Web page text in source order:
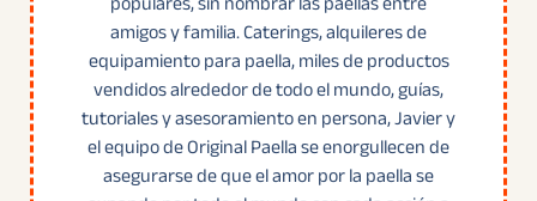
amigos y familia. Caterings, alquileres de
equipamiento para paella, miles de productos
vendidos alrededor de todo el mundo, guías,
tutoriales y asesoramiento en persona, Javier y
el equipo de Original Paella se enorgullecen de
asegurarse de que el amor por la paella se